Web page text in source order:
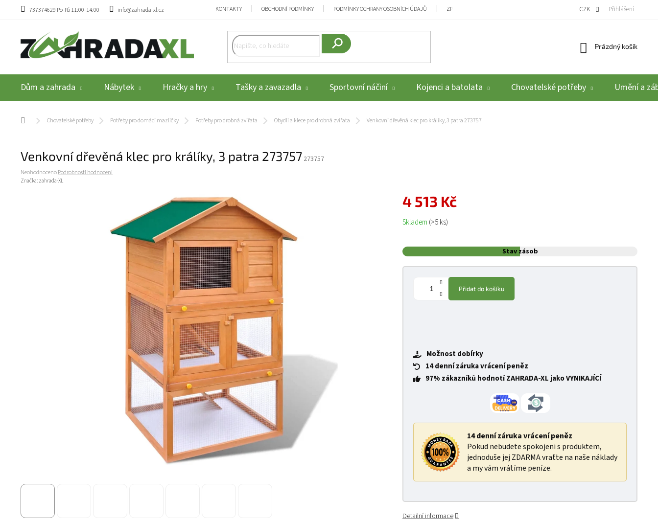
Přejít na obsah
737374629 Po-Pá 11:00-14:00 info@zahrada-xl.cz KONTAKTY OBCHODNÍ PODMÍNKY PODMÍNKY OCHRANY OSOBNÍCH ÚDAJŮ ZPĚTNÝ ODBĚR VYSLOUŽILÝCH ELEKTROZAŘÍZENÍ / BATERIÍ REKLAMACE A
CZK Přihlášení
Nákupní košík
Prázdný košík
Dům a zahrada Nábytek Hračky a hry Tašky a zavazadla Sportovní náčiní Kojenci a batolata Chovatelské potřeby Umění a
Domů Chovatelské potřeby Potřeby pro domácí mazlíčky Potřeby pro drobná zvířata Obydlí a klece pro drobná zvířata Venkovní dřevěná klec pro králíky, 3 patra 273757
Venkovní dřevěná klec pro králíky, 3 patra 273757 273757
Průměrné hodnocení produktu je 0,0 z 5 hvězdiček.
NeohodnocenoPodrobnosti hodnocení
Značka: zahrada-XL
4 513 Kč
Měrná cena:
Skladem (>5 ks)
Stav zásob
Přidat do košíku
Možnost dobírky
14 denní záruka vrácení peněz
97% zákazníků hodnotí ZAHRADA-XL jako VYNIKAJÍCÍ
14 denní záruka vrácení peněz
Pokud nebudete spokojeni s produktem,
jednoduše jej ZDARMA vraťte na naše náklady
a my vám vrátíme peníze.
Detailní informace